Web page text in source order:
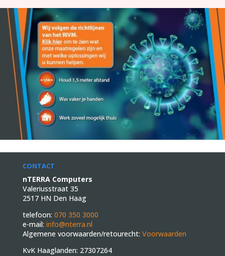
CONTACT
nTERRA Computers
Valeriusstraat 35
2517 HN Den Haag
telefoon: 070 350 3000
e-mail: info@nterra.nl
Algemene voorwaarden/retourecht: Voorwaarden
KvK Haaglanden: 27307264